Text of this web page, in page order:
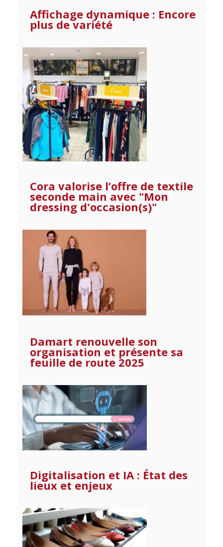
Affichage dynamique : Encore
plus de variété
Cora valorise l’offre de textile
seconde main avec "Mon
dressing d'occasion(s)"
Damart renouvelle son
organisation et présente sa
feuille de route 2025
Digitalisation et IA : État des
lieux et enjeux